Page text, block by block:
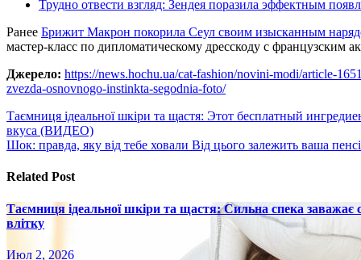
Трудно отвести взгляд: Зендея поразила эффектным
Ранее Брижит Макрон покорила Сеул своим изысканным
мастер-класс по дипломатическому дресскоду с французским
Джерело: https://news.hochu.ua/cat-fashion/novini-modi/article-
zvezda-osnovnogo-instinkta-segodnia-foto/
Навигация
по
Таємниця ідеальної шкіри та щастя: Этот бесплатный
вкуса (ВИДЕО)
Шок: правда, яку від тебе ховали Від цього залежить ваша
Related Post
Таємниця ідеальної шкіри та щастя: Сильна спека
влітку
Июл 2, 2026